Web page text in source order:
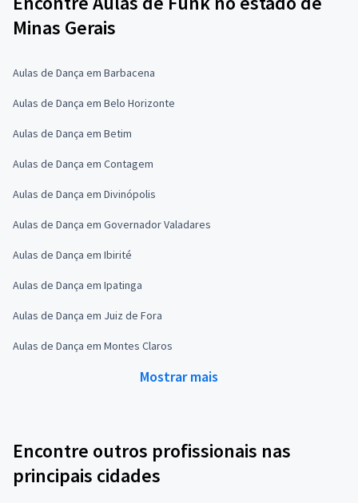
Minas Gerais
Aulas de Dança em Barbacena
Aulas de Dança em Belo Horizonte
Aulas de Dança em Betim
Aulas de Dança em Contagem
Aulas de Dança em Divinópolis
Aulas de Dança em Governador Valadares
Aulas de Dança em Ibirité
Aulas de Dança em Ipatinga
Aulas de Dança em Juiz de Fora
Aulas de Dança em Montes Claros
Mostrar mais
Encontre outros profissionais nas
principais cidades